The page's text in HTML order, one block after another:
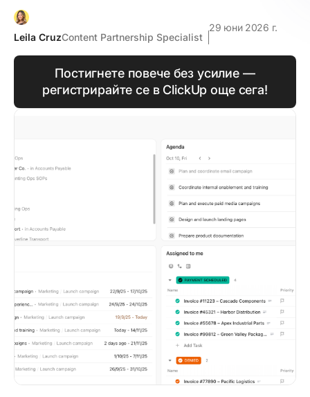
Leila CruzContent Partnership Specialist
29 юни 2026 г.
Постигнете повече без усилие —
регистрирайте се в ClickUp още сега!